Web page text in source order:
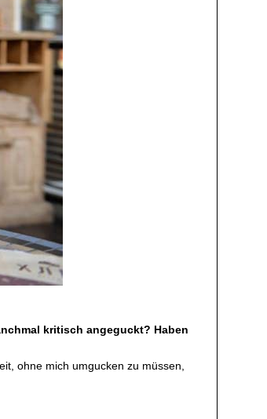
kritisch angeguckt? Haben
ohne mich umgucken zu müssen,